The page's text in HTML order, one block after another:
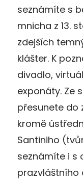
seznámíte s
mnicha z 13.
zdejších
klášter. K
divadlo,
exponáty. Ze
přesunete do
kromě
Santiniho
seznámíte i s
prazvláštního